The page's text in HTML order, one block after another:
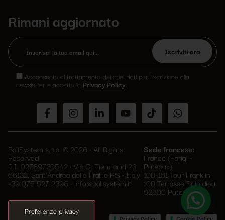
Rimani aggiornato
Si
prega
questo
campo.
Acconsento al trattamento dei miei dati per l’iscrizione alla
newsletter e accetto la Privacy Policy.
BallSystem s.p.a. © 2026 • All Rights
Reserved
P.I. 02789730542 • Via G. Piermarini 23
06132, Sant'Andrea delle Fratte PG • Italy
+39 075 527 2396 • info@ballsystem.it
Sede francese:
France (Parigi -
Puteaux)
100-101 Tour Franklin
100 Terrasse Boieldieu
92800 Puteaux